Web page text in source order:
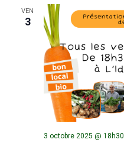
VEN
3
3 octobre 2025 @ 18h30